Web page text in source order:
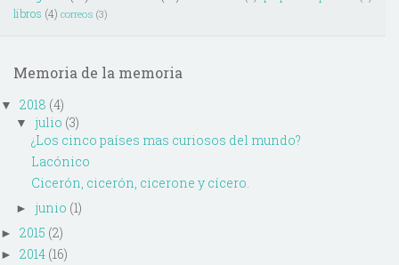
libros (4) correos (3)
Memoria de la memoria
▼ 2018 (4)
▼ julio (3)
¿Los cinco países mas curiosos del mundo?
Lacónico
Cicerón, cicerón, cicerone y cícero.
► junio (1)
► 2015 (2)
► 2014 (16)